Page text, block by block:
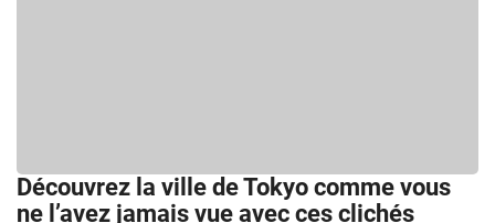
Découvrez la ville de Tokyo comme vous
ne l’avez jamais vue avec ces clichés